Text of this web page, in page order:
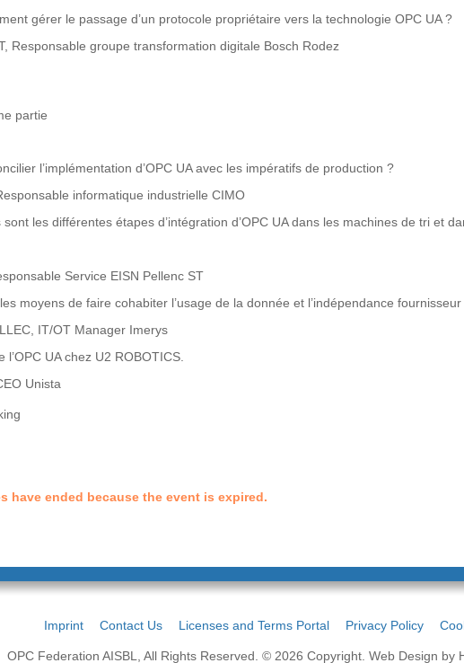
gérer le passage d’un protocole propriétaire vers la technologie OPC UA ?
Responsable groupe transformation digitale Bosch Rodez
partie
l’implémentation d’OPC UA avec les impératifs de production ?
informatique industrielle CIMO
les différentes étapes d’intégration d’OPC UA dans les machines de tri et
Service EISN Pellenc ST
moyens de faire cohabiter l’usage de la donnée et l’indépendance fournisseur
IT/OT Manager Imerys
l’OPC UA chez U2 ROBOTICS.
Unista
have ended because the event is expired.
Imprint Contact Us Licenses and Terms Portal Privacy Policy
OPC Federation AISBL, All Rights Reserved. © 2026 Copyright. Web Design by